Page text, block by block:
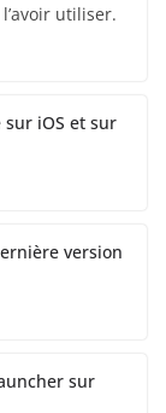
utiliser.
sur iOS et sur
version
sur